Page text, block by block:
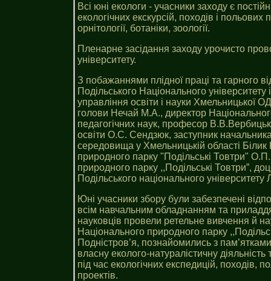
Всі юні екологи - учасники заходу є
екологічних екскурсій, походів і польових
орнітології, ботаніки, зоології.
Пленарне засідання заходу урочисто
університету.
З побажаннями плідної праці та гарного
Подільського Національного
управління освіти і науки Хмельницької
голови Нечай М.А., директор
педагогічних наук, професор
освіти О.С. Сендзюк, заступник
середовища у Хмельницькій області Білик
природного парку "Подільські Товтри"
природного парку ,,Подільські Товтри”,
Подільського національного
Юні учасники збору були забезпечені
всім навчальним обладнанням та
науковців провели ретельне вивчення й
Національного природного парку
Подністров’я, познайомились з
власну еколого-натуралістичну
під час екологічних експедицій, походів,
проектів.